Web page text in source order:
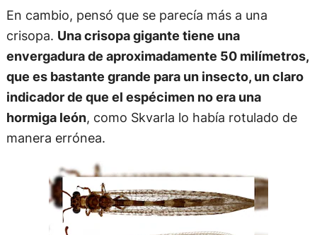
En cambio, pensó que se parecía más a una
crisopa. Una crisopa gigante tiene una
envergadura de aproximadamente 50 milímetros,
que es bastante grande para un insecto, un claro
indicador de que el espécimen no era una
hormiga león, como Skvarla lo había rotulado de
manera errónea.